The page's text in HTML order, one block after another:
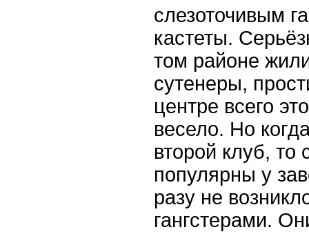
слезоточивым
кастеты.
том районе
сутенеры,
центре всего
весело. Но
второй клуб, то
популярны у
разу не
гангстерами.